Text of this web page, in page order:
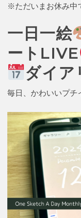
※ただいまお休み中
一日一絵
ートLIVE
ダイア
毎日、かわいいプチ